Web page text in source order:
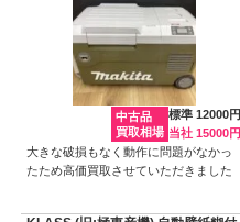
中古品
買取相場
標準 12000円
当社 15000円
大きな破損もなく動作に問題がなかっ
たため高価買取させていただきました